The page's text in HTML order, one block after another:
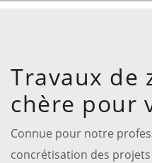
Travaux de
chère pour
Connue pour notre
concrétisation des